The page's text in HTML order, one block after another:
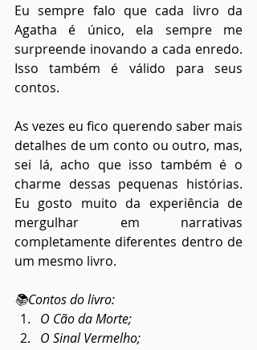
Eu sempre falo que cada livro da
Agatha é único, ela sempre me
surpreende inovando a cada enredo.
Isso também é válido para seus
contos.
As vezes eu fico querendo saber mais
detalhes de um conto ou outro, mas,
sei lá, acho que isso também é o
charme dessas pequenas histórias.
Eu gosto muito da experiência de
mergulhar em narrativas
completamente diferentes dentro de
um mesmo livro.
📚Contos do livro:
O Cão da Morte;
O Sinal Vermelho;